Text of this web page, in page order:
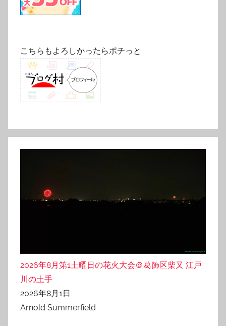
こちらもよろしかったらポチっと
2026年8月第1土曜日の花火大会＠葛飾区柴又 江戸
川の土手
2026年8月1日
Arnold Summerfield